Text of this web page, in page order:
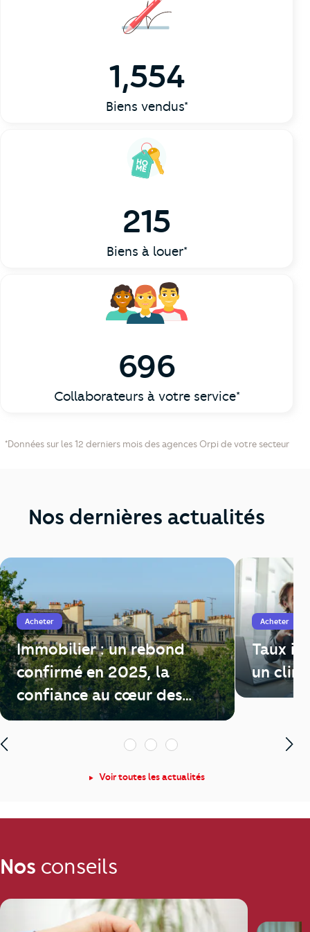
1,554
Biens vendus*
215
Biens à louer*
696
Collaborateurs à votre service*
*Données sur les 12 derniers mois des agences Orpi de votre secteur
Nos dernières actualités
Acheter
Immobilier : un rebond
confirmé en 2025, la
confiance au cœur des
enjeux de 2026
Acheter
Taux
un
1 2 3
Voir toutes les actualités
Nos conseils